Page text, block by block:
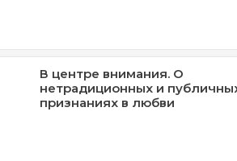
В центре внимания. О
нетрадиционных и
признаниях в любви